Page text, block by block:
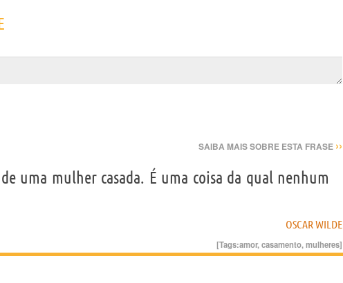
SAIBA MAIS SOBRE ESTA FRASE ››
uma mulher casada. É uma coisa da qual nenhum
OSCAR WILDE
[Tags:amor,casamento,mulheres]